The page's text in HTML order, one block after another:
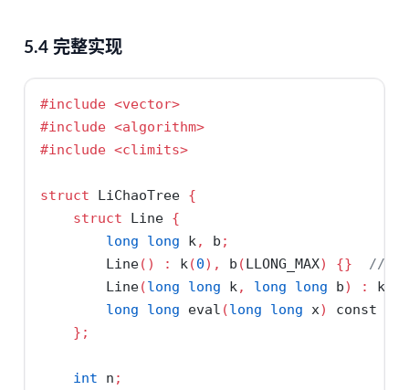
5.4 完整实现
#include <vector>
#include <algorithm>
#include <climits>
struct LiChaoTree {
struct Line {
long
long k, b ;
        Line
() : k(0), b (LLONG_MAX) {}
// 初
        Line
(long long k, long long b) : k
long
long eval (long long x) const
};
int n ;